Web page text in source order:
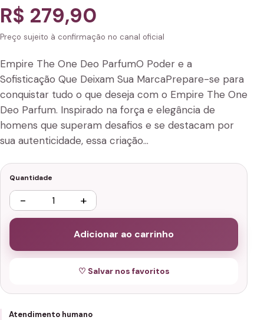
R$ 279,90
Preço sujeito à confirmação no canal oficial
Empire The One Deo ParfumO Poder e a
Sofisticação Que Deixam Sua MarcaPrepare-se para
conquistar tudo o que deseja com o Empire The One
Deo Parfum. Inspirado na força e elegância de
homens que superam desafios e se destacam por
sua autenticidade, essa criação…
Quantidade
− +
Adicionar ao carrinho
♡ Salvar nos favoritos
Atendimento humano